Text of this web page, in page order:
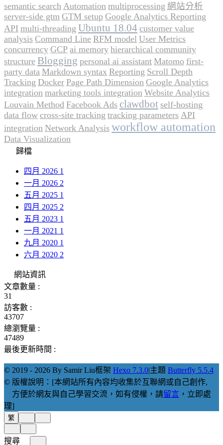
semantic search Automation multiprocessing 網站分析
server-side gtm GTM setup Google Analytics Reporting
API multi-threading Ubuntu 18.04 customer value
analysis Command Line RFM model User Metrics
concurrency GCP ai memory hierarchical community
structure Blogging personal ai assistant Matomo first-
party data Markdown syntax Reporting Scroll Depth
Tracking Docker Page Path Dimension Google Analytics
integration marketing tools integration Website Analytics
Louvain Method Facebook Ads clawdbot self-hosting
data flow cross-site tracking tracking parameters API
integration Network Analysis workflow automation
Data Visualization
歸檔
四月 2026 1
一月 2026 2
五月 2025 1
四月 2025 2
五月 2023 1
一月 2021 1
九月 2020 1
六月 2020 2
網站資訊
文章數量 :
31
訪客數 :
43707
總瀏覽量 :
47489
最後更新時間 :
© 2019 - 2026 By Samir Liu框架 Hexo 7.3.0|主題 Butterfly 5.5.4
© 版權說明：[本網站所有內容均收集於互聯網或自己創作,
方便於網友與自己學習交流，如有侵權，請留言 ，立即處
理]
繁
搜尋